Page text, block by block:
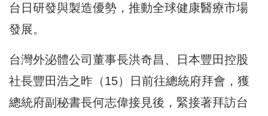
台日研發與製造優勢，推動全球健康醫療市場
發展。
台灣外泌體公司董事長洪奇昌、日本豐田控股
社長豐田浩之昨（15）日前往總統府拜會，獲
總統府副秘書長何志偉接見後，緊接著拜訪台